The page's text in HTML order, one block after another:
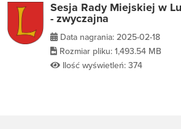
Sesja Rady Miejskiej w
- zwyczajna
Data nagrania: 2025-02-18
Rozmiar pliku: 1,493.54 MB
Ilość wyświetleń: 374